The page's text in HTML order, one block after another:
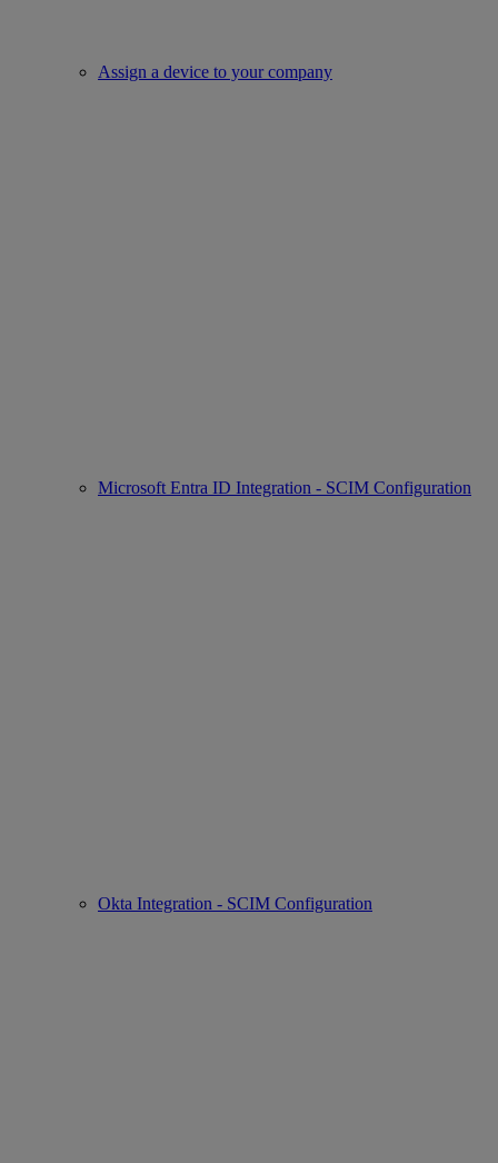
Assign a device to your company
Microsoft Entra ID Integration - SCIM Configuration
Okta Integration - SCIM Configuration